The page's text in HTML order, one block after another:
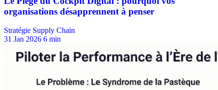
Stratégie Supply Chain
31 Jan 2026 6 min